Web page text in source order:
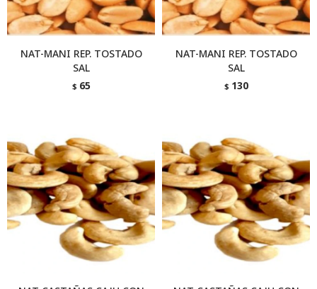
NAT-MANI REP. TOSTADO
SAL
$ 65
NAT-MANI REP. TOSTADO
SAL
$ 130